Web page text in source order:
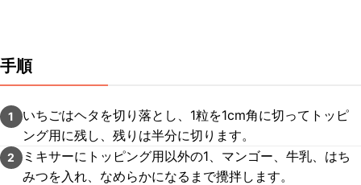
手順
1
いちごはヘタを切り落とし、1粒を1cm角に切ってトッピ
ング用に残し、残りは半分に切ります。
2
ミキサーにトッピング用以外の1、マンゴー、牛乳、はち
みつを入れ、なめらかになるまで攪拌します。